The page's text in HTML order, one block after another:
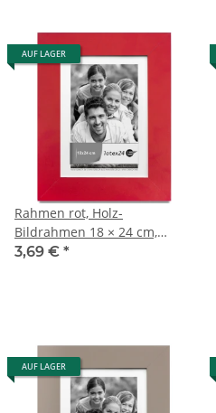
AUF LAGER
Rahmen rot, Holz-
Bildrahmen 18 × 24 cm,
Echtholz-Standrahmen
3,69 € *
AUF LAGER